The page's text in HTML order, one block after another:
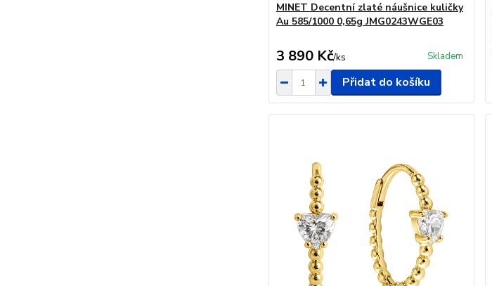
MINET Decentní zlaté náušnice kuličky
Au 585/1000 0,65g JMG0243WGE03
3 890 Kč/ks Skladem
Přidat do košíku